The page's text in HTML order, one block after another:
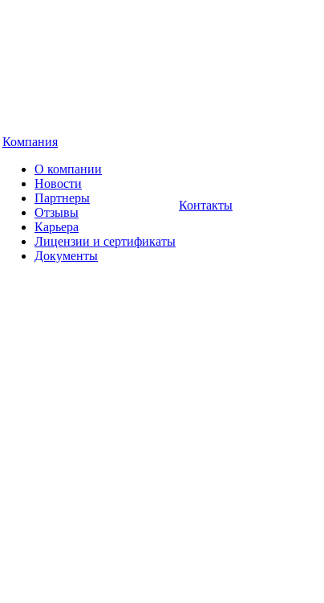
Компания
О компании
Новости
Партнеры
Отзывы
Карьера
Лицензии и сертификаты
Документы
Контакты